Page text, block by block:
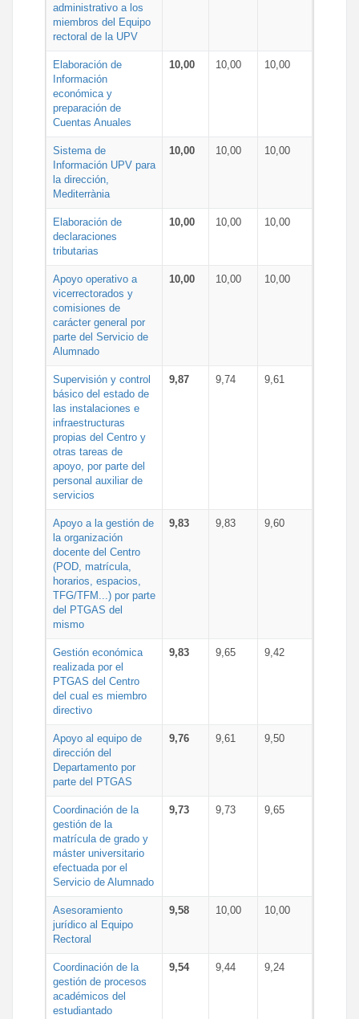
administrativo a los
miembros del Equipo
rectoral de la UPV
Elaboración de
Información
económica y
preparación de
Cuentas Anuales
10,00 10,00 10,00
Sistema de
Información UPV para
la dirección,
Mediterrània
10,00 10,00 10,00
Elaboración de
declaraciones
tributarias
10,00 10,00 10,00
Apoyo operativo a
vicerrectorados y
comisiones de
carácter general por
parte del Servicio de
Alumnado
10,00 10,00 10,00
Supervisión y control
básico del estado de
las instalaciones e
infraestructuras
propias del Centro y
otras tareas de
apoyo, por parte del
personal auxiliar de
servicios
9,87 9,74 9,61
Apoyo a la gestión de
la organización
docente del Centro
(POD, matrícula,
horarios, espacios,
TFG/TFM...) por parte
del PTGAS del
mismo
9,83 9,83 9,60
Gestión económica
realizada por el
PTGAS del Centro
del cual es miembro
directivo
9,83 9,65 9,42
Apoyo al equipo de
dirección del
Departamento por
parte del PTGAS
9,76 9,61 9,50
Coordinación de la
gestión de la
matrícula de grado y
máster universitario
efectuada por el
Servicio de Alumnado
9,73 9,73 9,65
Asesoramiento
jurídico al Equipo
Rectoral
9,58 10,00 10,00
Coordinación de la
gestión de procesos
académicos del
estudiantado
9,54 9,44 9,24